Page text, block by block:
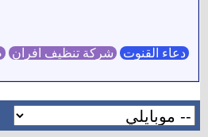
دعاء القنوت شركة تنظيف افران